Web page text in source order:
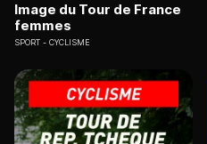
Image du Tour de France
femmes
SPORT CYCLISME